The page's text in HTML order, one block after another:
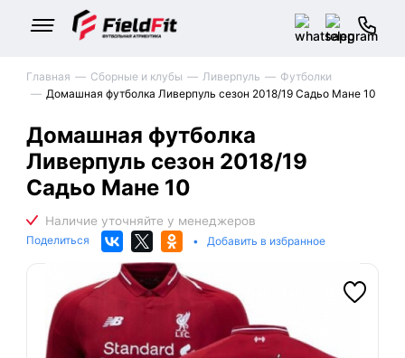
Главная Сборные и клубы Ливерпуль
Футболки
Домашная футболка Ливерпуль сезон 2018/19 Садьо Мане 10
Домашная футболка
Ливерпуль сезон 2018/19
Садьо Мане 10
Поделиться • Добавить в избранное